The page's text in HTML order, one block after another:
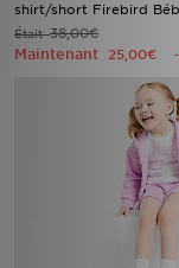
shirt/short Firebird
Était38,00€
Maintenant 25,00€